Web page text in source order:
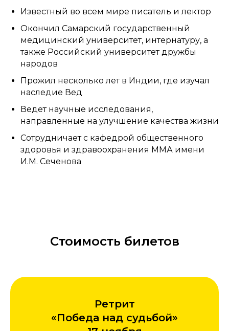
Известный во всем мире писатель и лектор
Окончил Самарский государственный
медицинский университет, интернатуру, а
также Российский университет дружбы
народов
Прожил несколько лет в Индии, где изучал
наследие Вед
Ведет научные исследования,
направленные на улучшение качества жизни
Сотрудничает c кафедрой общественного
здоровья и здравоохранения ММА имени
И.М. Сеченова
Стоимость билетов
Ретрит
«Победа над судьбой»